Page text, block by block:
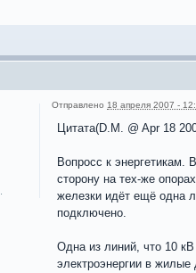
Отправлено 18 апреля 2007 -
Цитата(D.M. @ Apr 18
Вопросс к энергетикам.
сторону на тех-же
железки идёт ещё одна
подключено.
Одна из линий, что 10
электроэнергии в жилые